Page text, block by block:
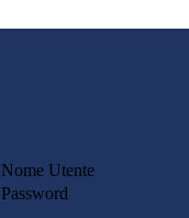
Nome Utente
Password